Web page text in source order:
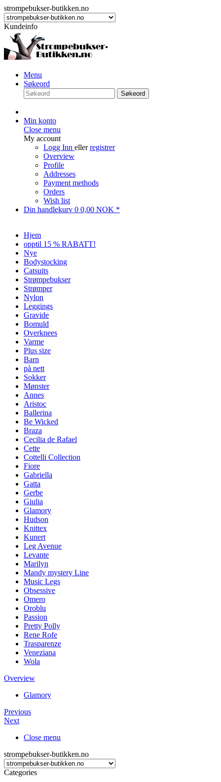
strompebukser-butikken.no
Kundeinfo
Menu
Søkeord
Søkeord
Min konto
Close menu
My account
Logg Inn ellerregistrer
Overview
Profile
Addresses
Payment methods
Orders
Wish list
Din handlekurv 0 0,00 NOK *
Hjem
opptil 15 % RABATT!
Nye
Bodystocking
Catsuits
Strømpebukser
Strømper
Nylon
Leggings
Gravide
Bomuld
Overknees
Varme
Plus size
Barn
på nett
Sokker
Mønster
Annes
Aristoc
Ballerina
Be Wicked
Braza
Cecilia de Rafael
Cette
Cottelli Collection
Fiore
Gabriella
Gatta
Gerbe
Giulia
Glamory
Hudson
Knittex
Kunert
Leg Avenue
Levante
Marilyn
Mandy mystery Line
Music Legs
Obsessive
Omero
Oroblu
Passion
Pretty Polly
Rene Rofe
Trasparenze
Veneziana
Wola
Overview
Glamory
Previous
Next
Close menu
strompebukser-butikken.no
Categories